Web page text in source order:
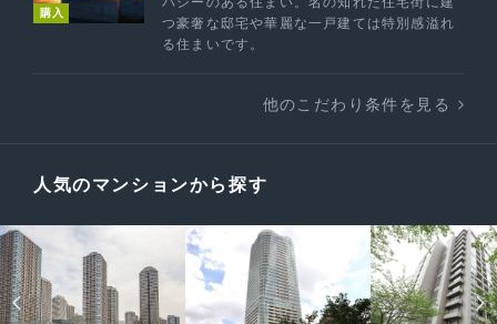
購入
つ豪奢な邸宅や華麗な一戸建ては特別感溢れ
る住まいです。
他のこだわり条件を見る
人気のマンションから探す